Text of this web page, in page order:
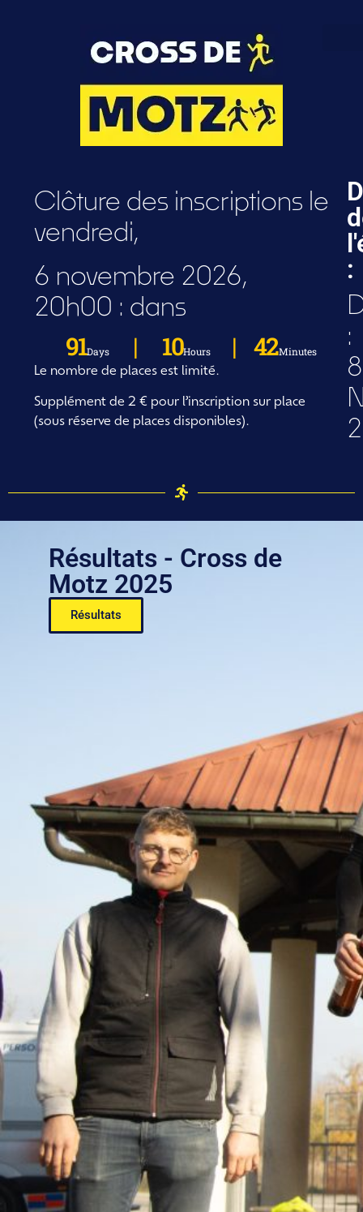
Clôture des inscriptions le
vendredi,
6 novembre 2026,
20h00 : dans
91Days 10Hours 42Minutes
Le nombre de places est limité.
Supplément de 2 € pour l’inscription sur place
(sous réserve de places disponibles).
:
:
8
Résultats - Cross de
Motz 2025
Résultats